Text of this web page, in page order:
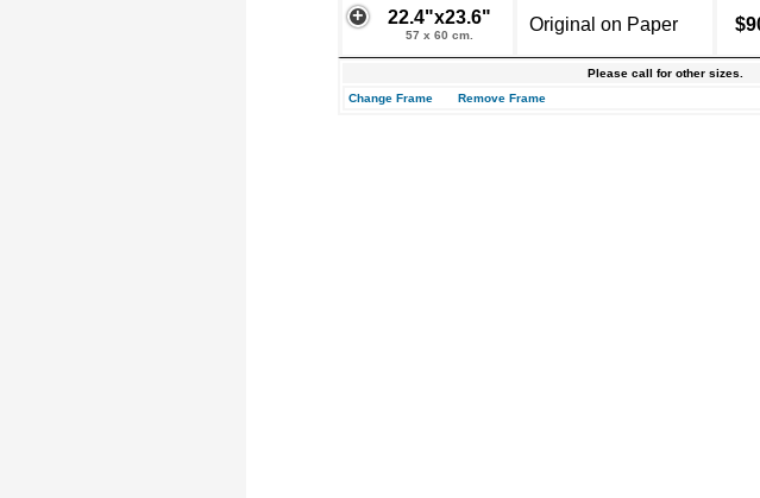
22.4"x23.6"
57 x 60 cm.
Original on Paper
Please call for other sizes.
Change Frame
Remove Frame